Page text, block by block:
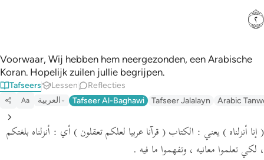
ﲟ
Voorwaar, Wij hebben hem neergezonden, een Arabische
Koran. Hopelijk zuilen jullie begrijpen.
Tafseers Lessen Reflecties
Aa العربية Tafseer Al-Baghawi Tafseer Jalalayn Arabic
( إنا أنزلناه ) يعني : الكتاب ( قرآنا عربيا لعلكم تعقلون ) أي : أنزلناه بلغتكم
، لكي تعلموا معانيه ، وتفهموا ما فيه .